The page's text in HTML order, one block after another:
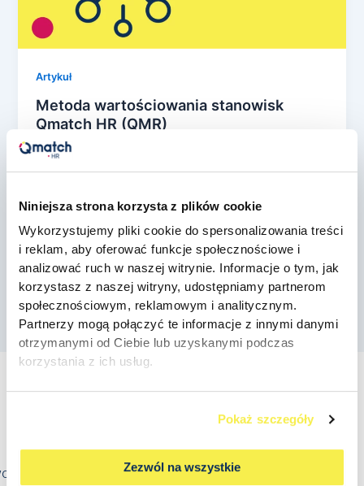
Niniejsza strona korzysta z plików cookie
Wykorzystujemy pliki cookie do spersonalizowania treści
i reklam, aby oferować funkcje społecznościowe i
analizować ruch w naszej witrynie. Informacje o tym, jak
korzystasz z naszej witryny, udostępniamy partnerom
społecznościowym, reklamowym i analitycznym.
Partnerzy mogą połączyć te informacje z innymi danymi
otrzymanymi od Ciebie lub uzyskanymi podczas
korzystania z ich usług.
Pokaż szczegóły
Zezwól na wszystkie
Artykuł
Metoda wartościowania stanowisk
Qmatch HR (QMR)
qmatchplrohr
Obecnie organizacje stoją przed wyzwaniem
systemu wynagrodzeń, który będzie zgodny z
obowiązującymi przepisami prawa, a jednocześnie
[…]
Qmatch Consulting Sp. z o.o.
Ul. Świeradowska 47